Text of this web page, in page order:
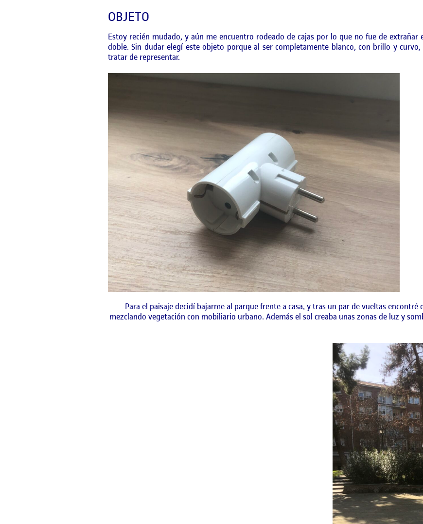
OBJETO
Estoy recién mudado, y aún me encuentro rodeado de cajas por lo que no fue de
doble. Sin dudar elegí este objeto porque al ser completamente blanco, con brillo y
tratar de representar.
Para el paisaje decidí bajarme al parque frente a casa, y tras un par de vueltas
mezclando vegetación con mobiliario urbano. Además el sol creaba unas zonas de luz y